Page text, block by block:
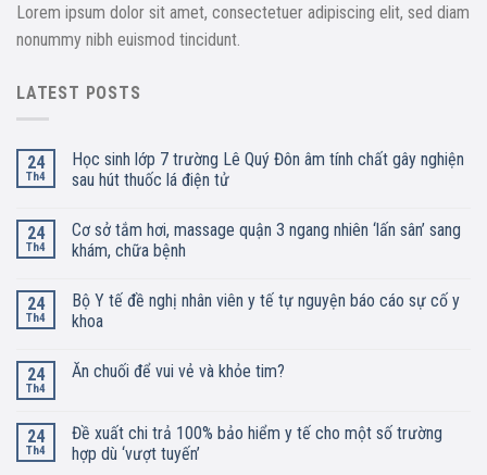
Lorem ipsum dolor sit amet, consectetuer adipiscing elit, sed diam
nonummy nibh euismod tincidunt.
LATEST POSTS
24
Th4
Học sinh lớp 7 trường Lê Quý Đôn âm tính chất gây nghiện
sau hút thuốc lá điện tử
24
Th4
Cơ sở tắm hơi, massage quận 3 ngang nhiên ‘lấn sân’ sang
khám, chữa bệnh
24
Th4
Bộ Y tế đề nghị nhân viên y tế tự nguyện báo cáo sự cố y
khoa
24
Th4
Ăn chuối để vui vẻ và khỏe tim?
24
Th4
Đề xuất chi trả 100% bảo hiểm y tế cho một số trường
hợp dù ‘vượt tuyến’